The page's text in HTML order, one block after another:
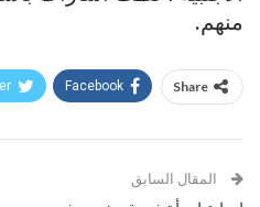
منهم.
Share
Facebook
المقال السابق